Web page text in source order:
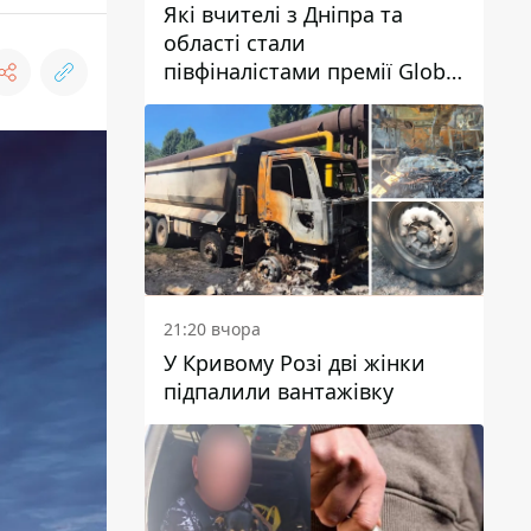
Які вчителі з Дніпра та
області стали
півфіналістами премії Global
Teacher Prize Ukraine 2026
21:20 вчора
У Кривому Розі дві жінки
підпалили вантажівку